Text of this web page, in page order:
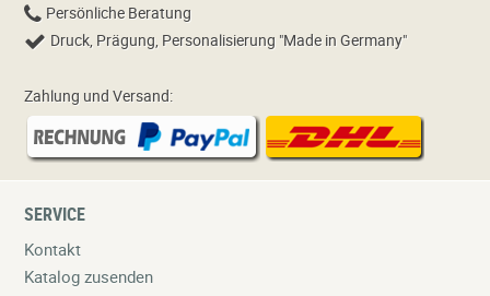
Persönliche Beratung
Druck, Prägung, Personalisierung "Made in Germany"
Zahlung und Versand:
SERVICE
Kontakt
Katalog zusenden